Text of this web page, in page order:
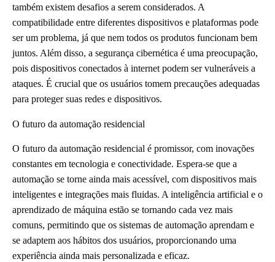
também existem desafios a serem considerados. A
compatibilidade entre diferentes dispositivos e plataformas pode
ser um problema, já que nem todos os produtos funcionam bem
juntos. Além disso, a segurança cibernética é uma preocupação,
pois dispositivos conectados à internet podem ser vulneráveis a
ataques. É crucial que os usuários tomem precauções adequadas
para proteger suas redes e dispositivos.
O futuro da automação residencial
O futuro da automação residencial é promissor, com inovações
constantes em tecnologia e conectividade. Espera-se que a
automação se torne ainda mais acessível, com dispositivos mais
inteligentes e integrações mais fluidas. A inteligência artificial e o
aprendizado de máquina estão se tornando cada vez mais
comuns, permitindo que os sistemas de automação aprendam e
se adaptem aos hábitos dos usuários, proporcionando uma
experiência ainda mais personalizada e eficaz.